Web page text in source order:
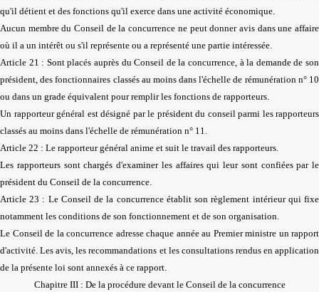
qu'il détient et des fonctions qu'il exerce dans une activité économique.
Aucun membre du Conseil de la concurrence ne peut donner avis dans une affaire
où il a un intérêt ou s'il représente ou a représenté une partie intéressée.
Article 21 : Sont placés auprès du Conseil de la concurrence, à la demande de son
président, des fonctionnaires classés au moins dans l'échelle de rémunération n° 10
ou dans un grade équivalent pour remplir les fonctions de rapporteurs.
Un rapporteur général est désigné par le président du conseil parmi les rapporteurs
classés au moins dans l'échelle de rémunération n° 11.
Article 22 : Le rapporteur général anime et suit le travail des rapporteurs.
Les rapporteurs sont chargés d'examiner les affaires qui leur sont confiées par le
président du Conseil de la concurrence.
Article 23 : Le Conseil de la concurrence établit son règlement intérieur qui fixe
notamment les conditions de son fonctionnement et de son organisation.
Le Conseil de la concurrence adresse chaque année au Premier ministre un rapport
d'activité. Les avis, les recommandations et les consultations rendus en application
de la présente loi sont annexés à ce rapport.
Chapitre III : De la procédure devant le Conseil de la concurrence